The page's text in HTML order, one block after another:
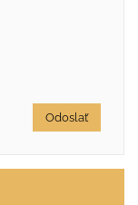
Odoslať